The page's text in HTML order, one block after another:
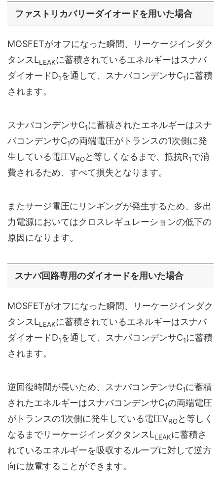
ファストリカバリーダイオードを用いた場合
MOSFETがオフになった瞬間、リーケージインダク
タンスLLEAKに蓄積されているエネルギーはスナバ
ダイオードD1を通して、スナバコンデンサC1に蓄積
されます。
スナバコンデンサC1に蓄積されたエネルギーはスナ
バコンデンサC1の両端電圧がトランスの1次側に発
生している電圧VROと等しくなるまで、抵抗R1で消
費されるため、すべて損失となります。
またサージ電圧にリンギングが発生するため、多出
力電源においてはクロスレギュレーションの低下の
原因になります。
スナバ回路専用のダイオードを用いた場合
MOSFETがオフになった瞬間、リーケージインダク
タンスLLEAKに蓄積されているエネルギーはスナバ
ダイオードD1を通して、スナバコンデンサC1に蓄積
されます。
逆回復時間が長いため、スナバコンデンサC1に蓄積
されたエネルギーはスナバコンデンサC1の両端電圧
がトランスの1次側に発生している電圧VROと等しく
なるまでリーケージインダクタンスLLEAKに蓄積さ
れているエネルギーを吸収するループに対して逆方
向に放電することができます。